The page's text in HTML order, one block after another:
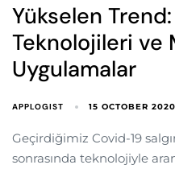
Yükselen
Teknolojileri ve
Uygulamalar
APPLOGIST 15 OCTOBER 2020
Geçirdiğimiz Covid-19
sonrasında teknolojiyle